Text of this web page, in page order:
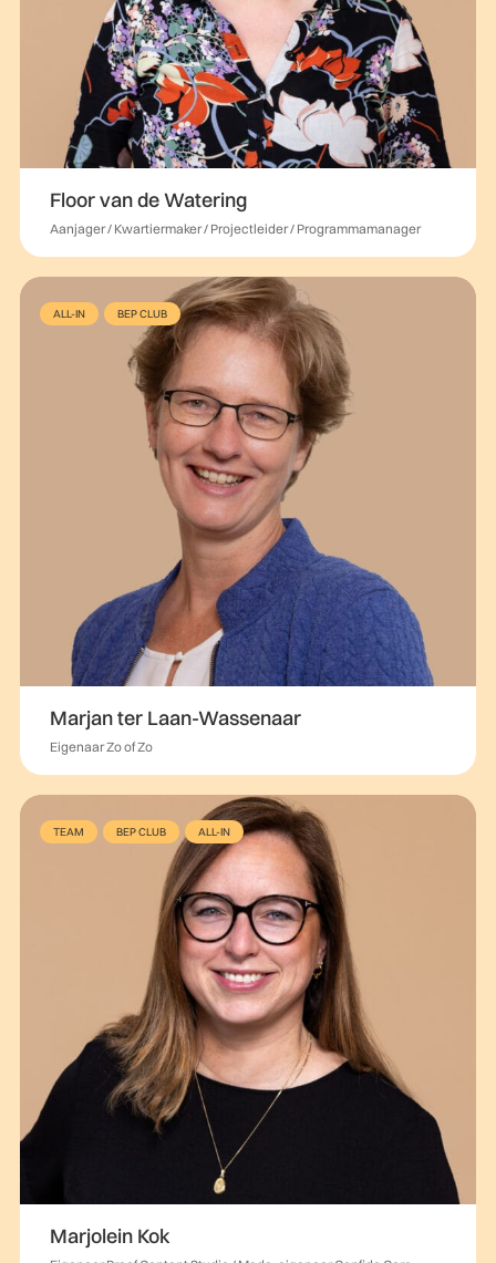
Floor van de Watering
Aanjager / Kwartiermaker / Projectleider / Programmamanager
ALL-IN BEP CLUB
Marjan ter Laan-Wassenaar
Eigenaar Zo of Zo
TEAM BEP CLUB ALL-IN
Marjolein Kok